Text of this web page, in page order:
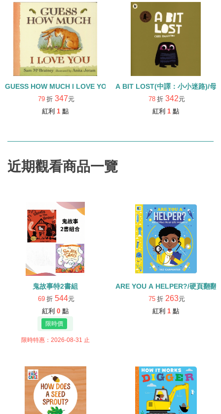
GUESS HOW MUCH I LOVE YOU (中譯：猜猜我有多愛你)【廖彩杏
79 折 347元
紅利 1 點
A BIT LOST(中譯：小小迷路)/母
78 折 342元
紅利 1 點
近期觀看商品一覽
鬼故事特2書組
69 折 544元
紅利 0 點
限時特惠：2026-08-31 止
ARE YOU A HELPER?/硬頁翻翻
75 折 263元
紅利 1 點